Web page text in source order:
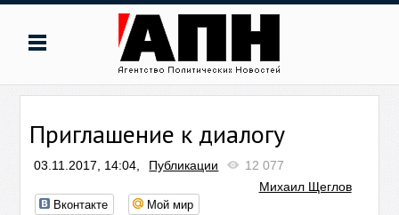
Приглашение к диалогу
03.11.2017, 14:04, Публикации
12 077
Михаил Щеглов
Вконтакте Мой мир